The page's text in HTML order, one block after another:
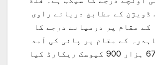
ڈویژن کے مطابق دریائے راوی
کے مقام پر درمیانے درجے کا
کے مقام پر پانی کی آمد
اور اخراج 67 ہزار 900 کیوسک ریکارڈ کیا